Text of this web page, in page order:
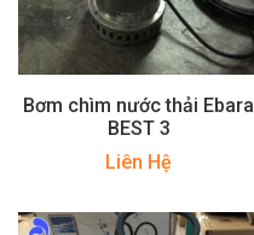
Bơm chìm nước thải Ebara
BEST 3
Liên Hệ